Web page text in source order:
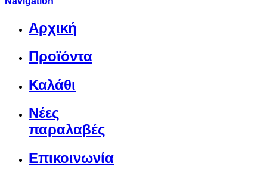
Αρχική
Προϊόντα
Καλάθι
Νέες
παραλαβές
Επικοινωνία